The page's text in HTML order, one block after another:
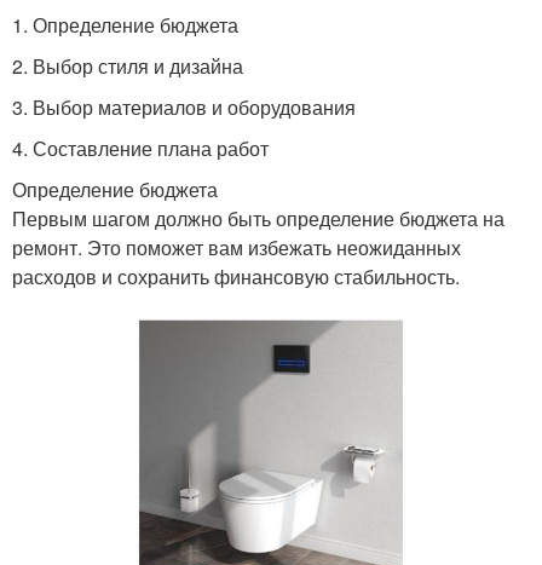
1. Определение бюджета
2. Выбор стиля и дизайна
3. Выбор материалов и оборудования
4. Составление плана работ
Определение бюджета
Первым шагом должно быть определение бюджета на
ремонт. Это поможет вам избежать неожиданных
расходов и сохранить финансовую стабильность.